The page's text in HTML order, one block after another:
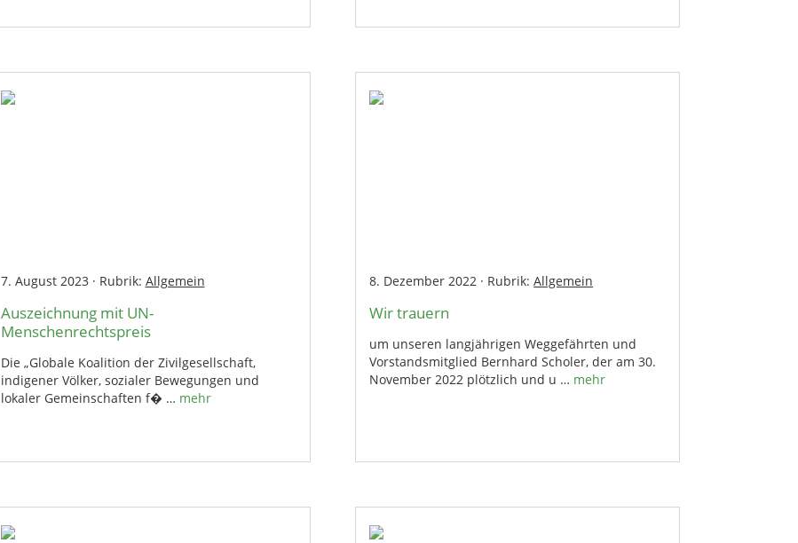
7. August 2023· Rubrik: Allgemein
Auszeichnung mit UN-
Menschenrechtspreis
Die „Globale Koalition der Zivilgesellschaft,
indigener Völker, sozialer Bewegungen und
lokaler Gemeinschaften f� … mehr
8. Dezember 2022 · Rubrik:Allgemein
Wir trauern
um unseren langjährigen Weggefährten und
Vorstandsmitglied Bernhard Scholer, der am 30.
November 2022 plötzlich und u … mehr